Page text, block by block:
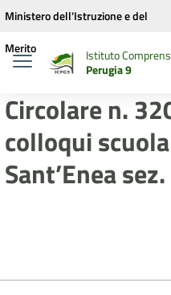
Vai ai contenuti
Vai al menu di navigazione
Vai al footer
Ministero dell'Istruzione e del
Merito
Istituto
Perugia 9
Circolare n.
colloqui
Sant’Enea